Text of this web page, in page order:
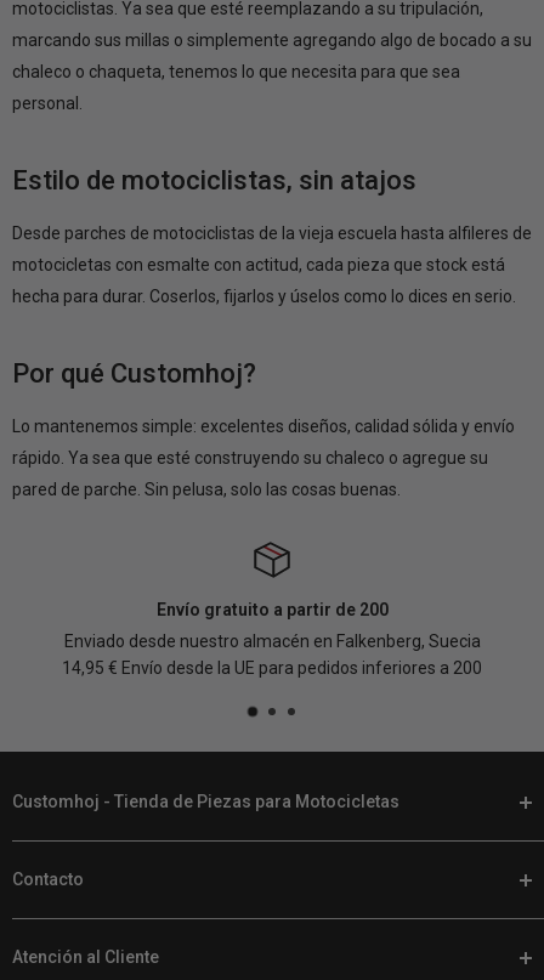
motociclistas. Ya sea que esté reemplazando a su tripulación,
marcando sus millas o simplemente agregando algo de bocado a su
chaleco o chaqueta, tenemos lo que necesita para que sea
personal.
Estilo de motociclistas, sin atajos
Desde parches de motociclistas de la vieja escuela hasta alfileres de
motocicletas con esmalte con actitud, cada pieza que stock está
hecha para durar. Coserlos, fijarlos y úselos como lo dices en serio.
Por qué Customhoj?
Lo mantenemos simple: excelentes diseños, calidad sólida y envío
rápido. Ya sea que esté construyendo su chaleco o agregue su
pared de parche. Sin pelusa, solo las cosas buenas.
Envío gratuito a partir de 200
Enviado desde nuestro almacén en Falkenberg, Suecia
14,95 € Envío desde la UE para pedidos inferiores a 200
Customhoj - Tienda de Piezas para Motocicletas
de personalizar tu moto, encontrarás las mejores piezas y
Tenemos un montón de piezas para Harley Davidsons, otras V-
Contacto
Email:support@customhoj.com
Atención al Cliente